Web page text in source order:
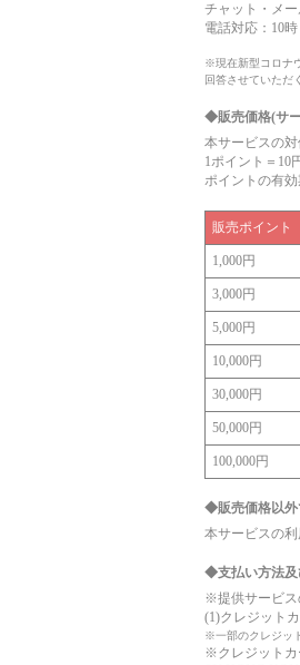
チャット・メ
電話対応：10
※現在新型コロナ
回答させていただ
◆販売価格(サ
本サービスの
1ポイント＝10
ポイントの有
販売ポイント
1,000円
3,000円
5,000円
10,000円
30,000円
50,000円
100,000円
◆販売価格以外
本サービスの
◆支払い方法及
※提供サービス
(1)クレジット
※一部のクレジッ
※クレジットカ